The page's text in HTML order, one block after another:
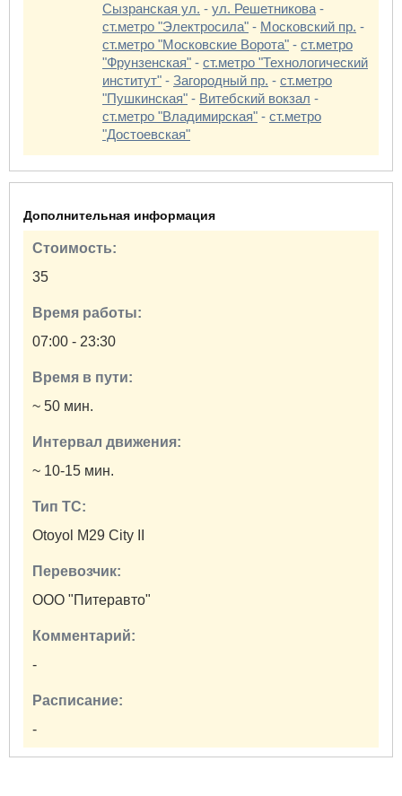
Сызранская ул. - ул. Решетникова -
ст.метро "Электросила" - Московский пр. -
ст.метро "Московские Ворота" - ст.метро
"Фрунзенская" - ст.метро "Технологический
институт" - Загородный пр. - ст.метро
"Пушкинская" - Витебский вокзал -
ст.метро "Владимирская" - ст.метро
"Достоевская"
Дополнительная информация
Стоимость:
35
Время работы:
07:00 - 23:30
Время в пути:
~ 50 мин.
Интервал движения:
~ 10-15 мин.
Тип ТС:
Otoyol M29 City II
Перевозчик:
ООО "Питеравто"
Комментарий:
-
Расписание:
-